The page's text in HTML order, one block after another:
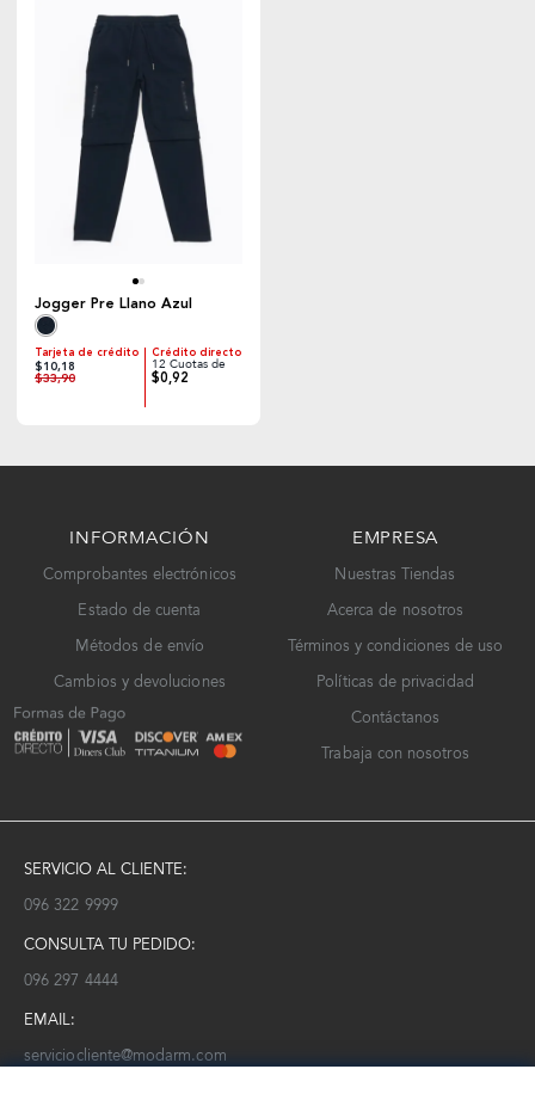
Jogger Pre Llano Azul
Tarjeta de crédito
$10,18
$33,90
Crédito directo
12 Cuotas de
$0,92
INFORMACIÓN
Comprobantes electrónicos
Estado de cuenta
Métodos de envío
Cambios y devoluciones
EMPRESA
Nuestras Tiendas
Acerca de nosotros
Términos y condiciones de uso
Políticas de privacidad
Contáctanos
Trabaja con nosotros
SERVICIO AL CLIENTE:
096 322 9999
CONSULTA TU PEDIDO:
096 297 4444
EMAIL:
serviciocliente@modarm.com